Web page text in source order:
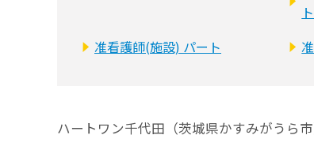
ト
准看護師(施設) パート
ハートワン千代田（茨城県かすみがうら